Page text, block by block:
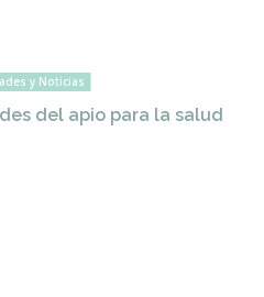
y Noticias
del apio para la salud